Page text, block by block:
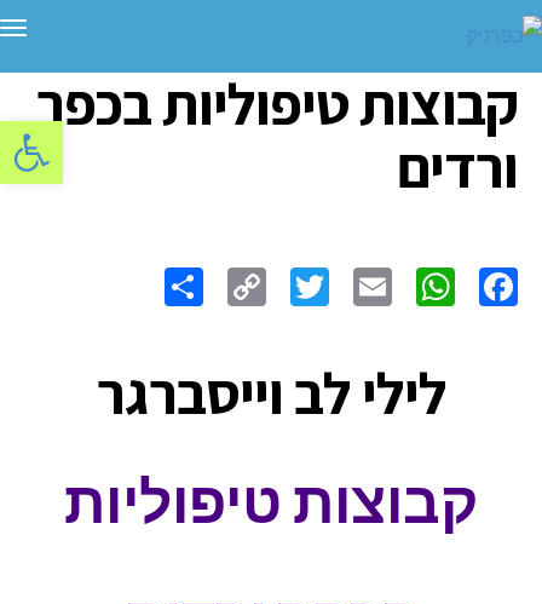
פתח
קבוצות טיפוליות בכפר
ורדים
Link
לילי לב וייסברגר
קבוצות טיפוליות